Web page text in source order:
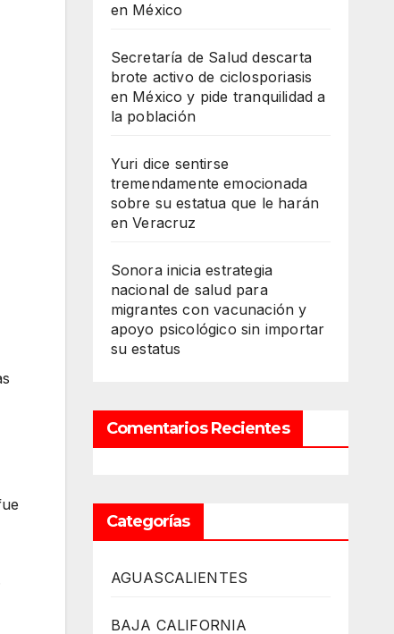
en México
Secretaría de Salud descarta
brote activo de ciclosporiasis
en México y pide tranquilidad a
la población
Yuri dice sentirse
tremendamente emocionada
sobre su estatua que le harán
en Veracruz
Sonora inicia estrategia
nacional de salud para
migrantes con vacunación y
apoyo psicológico sin importar
su estatus
Comentarios Recientes
Categorías
AGUASCALIENTES
BAJA CALIFORNIA